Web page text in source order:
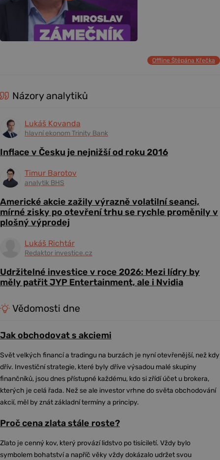
Offline Štěpána Křečka
Názory analytiků
Lukáš Kovanda
hlavní ekonom Trinity Bank
Inflace v Česku je nejnižší od roku 2016
Timur Barotov
analytik BHS
Americké akcie zažily výrazně volatilní seanci,
mírné zisky po otevření trhu se rychle proměnily v
plošný výprodej
Lukáš Richtár
Redaktor investice.cz
Udržitelné investice v roce 2026: Mezi lídry by
měly patřit JYP Entertainment, ale i Nvidia
Vědomosti dne
Jak obchodovat s akciemi
Svět velkých financí a tradingu na burzách je nyní otevřenější, než kdy
dřív. Investiční strategie, které byly dříve výsadou malé skupiny
finančníků, jsou dnes přístupné každému, kdo si zřídí účet u brokera,
kterých je celá řada. Než se ale investor vrhne do světa obchodování
akcií, měl by znát základní termíny a principy.
Proč cena zlata stále roste?
Zlato je cenný kov, který provází lidstvo po tisíciletí. Vždy bylo
symbolem bohatství a napříč věky vždy dokázalo udržet svou